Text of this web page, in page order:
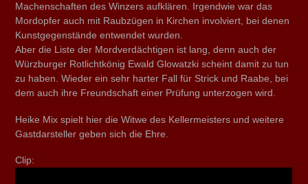
Machenschaften des Winzers aufklären. Irgendwie war das
Mordopfer auch mit Raubzügen in Kirchen involviert, bei denen
Kunstgegenstände entwendet wurden.
Aber die Liste der Mordverdächtigen ist lang, denn auch der
Würzburger Rotlichtkönig Ewald Glowatzki scheint damit zu tun
zu haben. Wieder ein sehr harter Fall für Strick und Raabe, bei
dem auch ihre Freundschaft einer Prüfung unterzogen wird.
Heike Mix spielt hier die Witwe des Kellermeisters und weitere
Gastdarsteller geben sich die Ehre.
Clip: